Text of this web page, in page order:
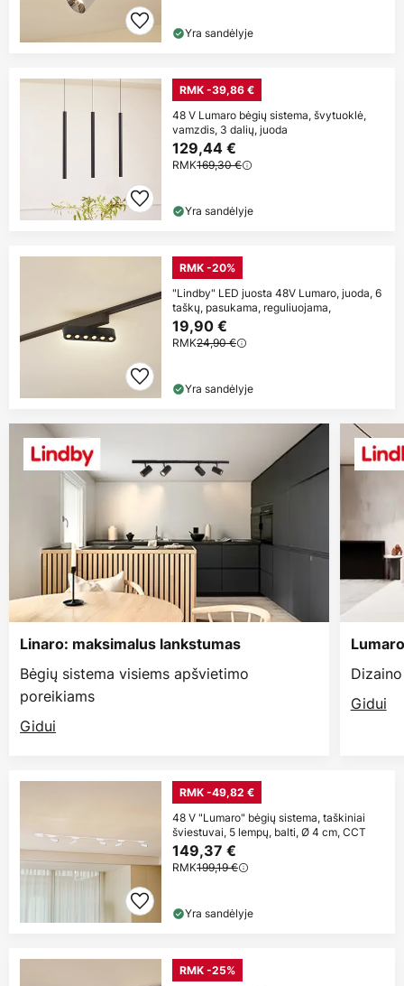
Yra sandėlyje
RMK -39,86 €
48 V Lumaro bėgių sistema, švytuoklė,
vamzdis, 3 dalių, juoda
129,44 €
RMK169,30 €
Yra sandėlyje
RMK -20%
"Lindby" LED juosta 48V Lumaro, juoda, 6
taškų, pasukama, reguliuojama,
19,90 €
RMK24,90 €
Yra sandėlyje
Linaro: maksimalus lankstumas
Bėgių sistema visiems apšvietimo
poreikiams
Gidui
Gidui
RMK -49,82 €
48 V "Lumaro" bėgių sistema, taškiniai
šviestuvai, 5 lempų, balti, Ø 4 cm, CCT
149,37 €
RMK199,19 €
Yra sandėlyje
RMK -25%